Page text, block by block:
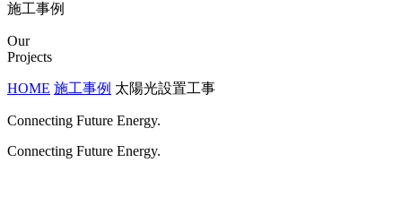
施工事例
Our
Projects
HOME 施工事例 太陽光設置工事
Connecting Future Energy.
Connecting Future Energy.